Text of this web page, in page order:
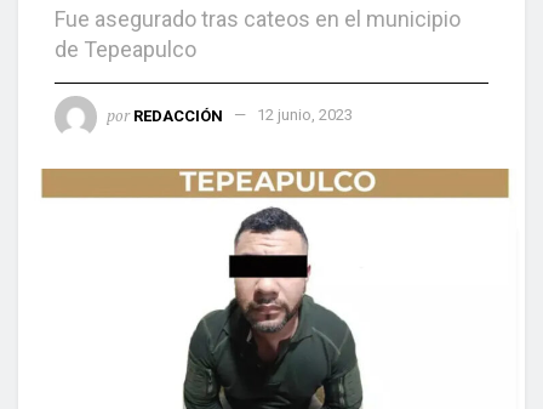
Fue asegurado tras cateos en el municipio
de Tepeapulco
por REDACCIÓN 12 junio, 2023